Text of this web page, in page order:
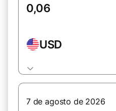
USD
7 de agosto de 2026